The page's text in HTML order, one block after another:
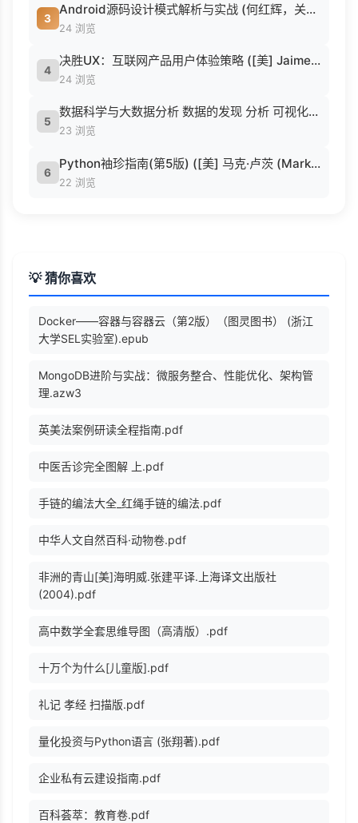
3
Android源码设计模式解析与实战 (何红辉，关爱民著, 何红辉, 关爱民著, 何红辉, 关爱民).pdf
24 浏览
4
决胜UX：互联网产品用户体验策略 ([美] Jaime Levy [[美] Jaime Levy]).epub
24 浏览
5
数据科学与大数据分析 数据的发现 分析 可视化与表示 ( etc.).epub
23 浏览
6
Python袖珍指南(第5版) ([美] 马克·卢茨 (Mark Lutz) 著 候荣涛 译).pdf
22 浏览
💡 猜你喜欢
Docker——容器与容器云（第2版）（图灵图书） (浙江
大学SEL实验室).epub
MongoDB进阶与实战：微服务整合、性能优化、架构管
理.azw3
英美法案例研读全程指南.pdf
中医舌诊完全图解 上.pdf
手链的编法大全_红绳手链的编法.pdf
中华人文自然百科·动物卷.pdf
非洲的青山[美]海明威.张建平译.上海译文出版社
(2004).pdf
高中数学全套思维导图（高清版）.pdf
十万个为什么[儿童版].pdf
礼记 孝经 扫描版.pdf
量化投资与Python语言 (张翔著).pdf
企业私有云建设指南.pdf
百科荟萃：教育卷.pdf